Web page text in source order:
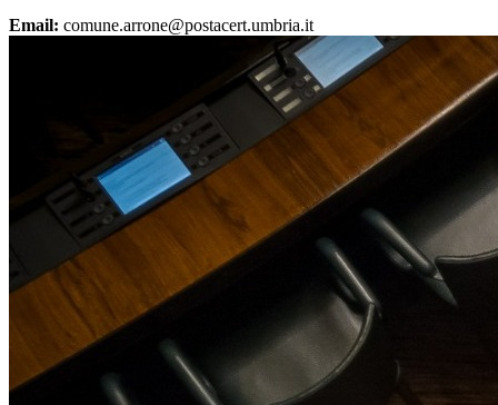
Email: comune.arrone@postacert.umbria.it